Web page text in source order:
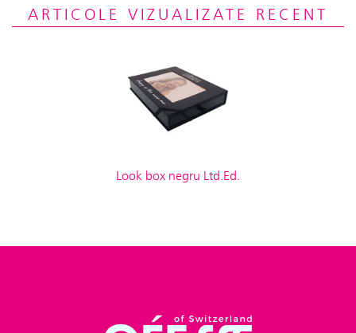
ARTICOLE VIZUALIZATE RECENT
Look box negru Ltd.Ed.